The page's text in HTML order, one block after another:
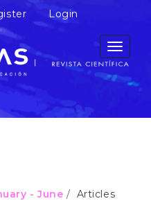
Login
Toggle
- June
Articles